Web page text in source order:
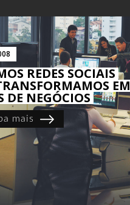
REDES SOCIAIS
EM
DE NEGÓCIOS
mais